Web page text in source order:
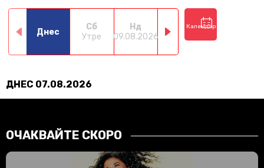
Днес
Сб
Утре
Нд
09.08.202610.08.2026
11.08.2026
Календар
ДНЕС 07.08.2026
ОЧАКВАЙТЕ СКОРО